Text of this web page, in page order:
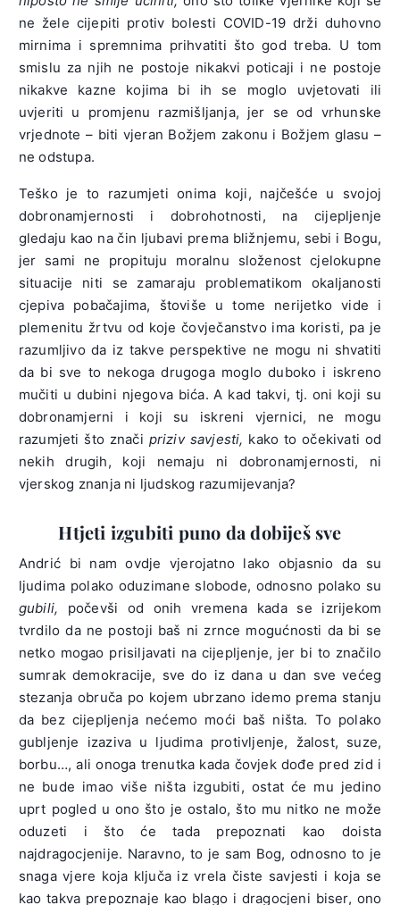
ne žele cijepiti protiv bolesti COVID-19 drži duhovno
mirnima i spremnima prihvatiti što god treba. U tom
smislu za njih ne postoje nikakvi poticaji i ne postoje
nikakve kazne kojima bi ih se moglo uvjetovati ili
uvjeriti u promjenu razmišljanja, jer se od vrhunske
vrjednote – biti vjeran Božjem zakonu i Božjem glasu –
ne odstupa.
Teško je to razumjeti onima koji, najčešće u svojoj
dobronamjernosti i dobrohotnosti, na cijepljenje
gledaju kao na čin ljubavi prema bližnjemu, sebi i Bogu,
jer sami ne propituju moralnu složenost cjelokupne
situacije niti se zamaraju problematikom okaljanosti
cjepiva pobačajima, štoviše u tome nerijetko vide i
plemenitu žrtvu od koje čovječanstvo ima koristi, pa je
razumljivo da iz takve perspektive ne mogu ni shvatiti
da bi sve to nekoga drugoga moglo duboko i iskreno
mučiti u dubini njegova bića. A kad takvi, tj. oni koji su
dobronamjerni i koji su iskreni vjernici, ne mogu
razumjeti što znači priziv savjesti, kako to očekivati od
nekih drugih, koji nemaju ni dobronamjernosti, ni
vjerskog znanja ni ljudskog razumijevanja?
Htjeti izgubiti puno da dobiješ sve
Andrić bi nam ovdje vjerojatno lako objasnio da su
ljudima polako oduzimane slobode, odnosno polako su
gubili, počevši od onih vremena kada se izrijekom
tvrdilo da ne postoji baš ni zrnce mogućnosti da bi se
netko mogao prisiljavati na cijepljenje, jer bi to značilo
sumrak demokracije, sve do iz dana u dan sve većeg
stezanja obruča po kojem ubrzano idemo prema stanju
da bez cijepljenja nećemo moći baš ništa. To polako
gubljenje izaziva u ljudima protivljenje, žalost, suze,
borbu…, ali onoga trenutka kada čovjek dođe pred zid i
ne bude imao više ništa izgubiti, ostat će mu jedino
uprt pogled u ono što je ostalo, što mu nitko ne može
oduzeti i što će tada prepoznati kao doista
najdragocjenije. Naravno, to je sam Bog, odnosno to je
snaga vjere koja ključa iz vrela čiste savjesti i koja se
kao takva prepoznaje kao blago i dragocjeni biser, ono